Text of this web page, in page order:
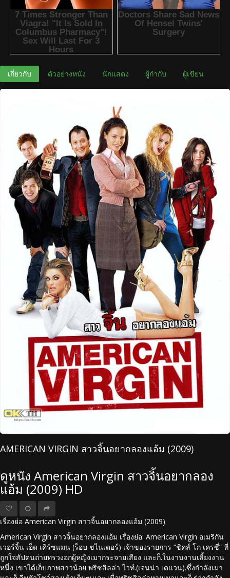
เกี่ยวกับ ตัวอย่างหนัง นักแสดง ผู้กำกับ ผู้เขียน
AMERICAN VIRGIN สาวจิ้นอยากลองแอ้ม (2009)
ดูหนัง American Virgin สาวจิ้นอยากลอง
แอ้ม (2009) HD
เรื่องย่อ American Virgin สาวจิ้นอยากลองแอ้ม (2009)
American Virgin สาวจิ้นอยากลองแอ้ม เรื่องย่อ: American Virgin อเมริกัน
เวอร์จิ้น เอ็ด เคิร์ซแมน (ร็อบ ชไนเดอร์) เจ้าของรายการ “ชิคส์ โก เครซี่” ที่
ถูกใจสัปดนถ่ายทรวงอกผู้หญิงเมากระจายเสียง และก็.ในงานงานเลี้ยงงาน
หนึ่ง เขาได้เก็บภาพสาวน้อย พริซสิลล่า ไวท์.(เจนน่า เดแวน).ซึ่งกำลังเมา